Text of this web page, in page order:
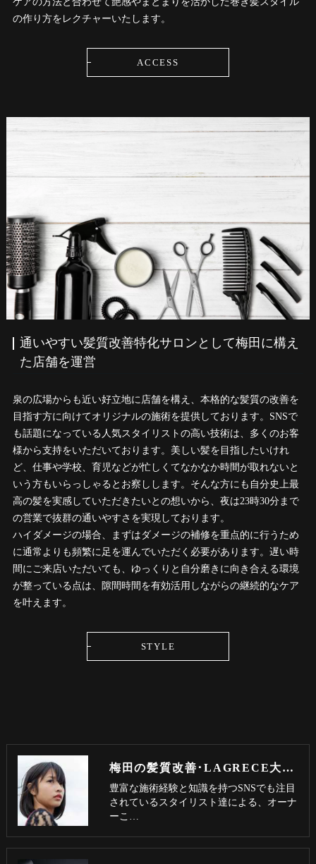
の作り方をレクチャーいたします。
ACCESS
通いやすい髪質改善特化サロンとして梅田に構え
た店舗を運営
泉の広場からも近い好立地に店舗を構え、本格的な髪質の改善を
目指す方に向けてオリジナルの施術を提供しております。SNSで
も話題になっている人気スタイリストの高い技術は、多くのお客
様から支持をいただいております。美しい髪を目指したいけれ
ど、仕事や学校、育児などが忙しくてなかなか時間が取れないと
いう方もいらっしゃるとお察しします。そんな方にも自分史上最
高の髪を実感していただきたいとの想いから、夜は23時30分まで
の営業で抜群の通いやすさを実現しております。
ハイダメージの場合、まずはダメージの補修を重点的に行うため
に通常よりも頻繁に足を運んでいただく必要があります。遅い時
間にご来店いただいても、ゆっくりと自分磨きに向き合える環境
が整っている点は、隙間時間を有効活用しながらの継続的なケア
を叶えます。
STYLE
梅田の髪質改善･LAGRECE大阪梅田店【髪質改善】のお客様の声
豊富な施術経験と知識を持つSNSでも注目
されているスタイリスト達による、オーナ
ーこ…